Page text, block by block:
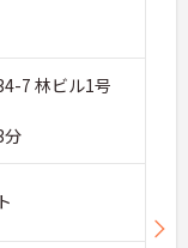
7 林ビル1号
分